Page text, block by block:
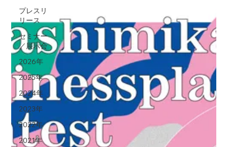
プレスリ
リース
セミナー
／展示会
2026年
2025年
2024年
2023年
2022年
2021年